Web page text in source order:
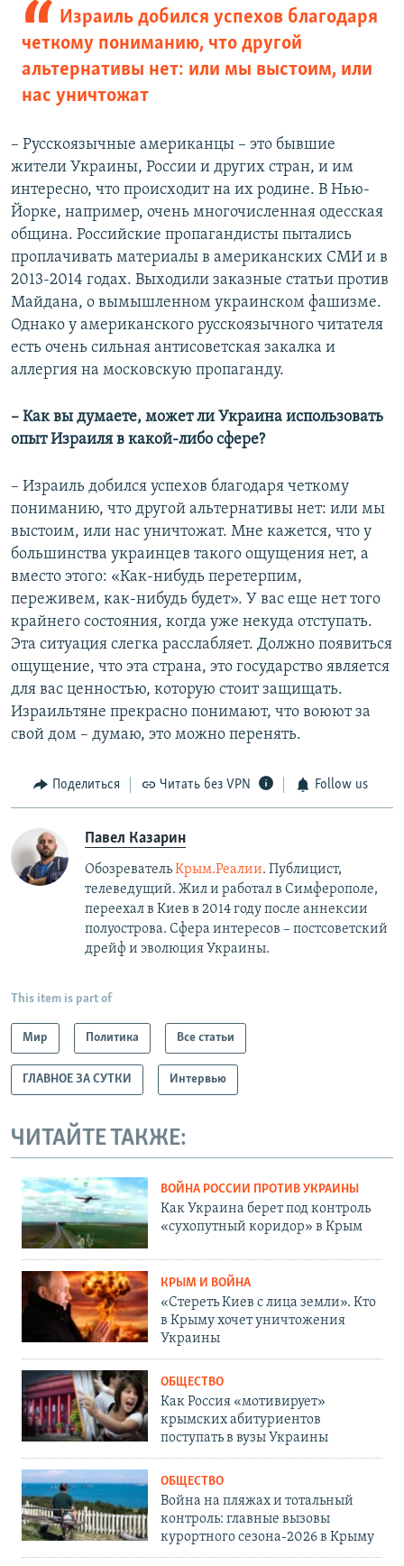
Израиль добился успехов благодаря
четкому пониманию, что другой
альтернативы нет: или мы выстоим, или
нас уничтожат
– Русскоязычные американцы – это бывшие
жители Украины, России и других стран, и им
интересно, что происходит на их родине. В Нью-
Йорке, например, очень многочисленная одесская
община. Российские пропагандисты пытались
проплачивать материалы в американских СМИ и в
2013-2014 годах. Выходили заказные статьи против
Майдана, о вымышленном украинском фашизме.
Однако у американского русскоязычного читателя
есть очень сильная антисоветская закалка и
аллергия на московскую пропаганду.
– Как вы думаете, может ли Украина использовать
опыт Израиля в какой-либо сфере?
– Израиль добился успехов благодаря четкому
пониманию, что другой альтернативы нет: или мы
выстоим, или нас уничтожат. Мне кажется, что у
большинства украинцев такого ощущения нет, а
вместо этого: «Как-нибудь перетерпим,
переживем, как-нибудь будет». У вас еще нет того
крайнего состояния, когда уже некуда отступать.
Эта ситуация слегка расслабляет. Должно появиться
ощущение, что эта страна, это государство является
для вас ценностью, которую стоит защищать.
Израильтяне прекрасно понимают, что воюют за
свой дом – думаю, это можно перенять.
Поделиться Читать без VPN Follow us
Павел Казарин
ОбозревательКрым.Реалии. Публицист,
телеведущий. Жил и работал в Симферополе,
переехал в Киев в 2014 году после аннексии
полуострова. Сфера интересов – постсоветский
дрейф и эволюция Украины.
This item is part of
Мир Политика Все статьи
ГЛАВНОЕ ЗА СУТКИ Интервью
ЧИТАЙТЕ ТАКЖЕ:
ВОЙНА РОССИИ ПРОТИВ УКРАИНЫ
Как Украина берет под контроль
«сухопутный коридор» в Крым
КРЫМ И ВОЙНА
«Стереть Киев с лица земли». Кто
в Крыму хочет уничтожения
Украины
ОБЩЕСТВО
Как Россия «мотивирует»
крымских абитуриентов
поступать в вузы Украины
ОБЩЕСТВО
Война на пляжах и тотальный
контроль: главные вызовы
курортного сезона-2026 в Крыму